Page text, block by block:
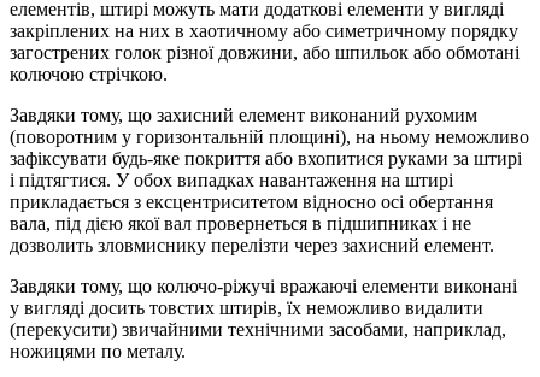
елементів, штирі можуть мати додаткові елементи у вигляді
закріплених на них в хаотичному або симетричному порядку
загострених голок різної довжини, або шпильок або обмотані
колючою стрічкою.
Завдяки тому, що захисний елемент виконаний рухомим
(поворотним у горизонтальній площині), на ньому неможливо
зафіксувати будь-яке покриття або вхопитися руками за штирі
і підтягтися. У обох випадках навантаження на штирі
прикладається з ексцентриситетом відносно осі обертання
вала, під дією якої вал провернеться в підшипниках і не
дозволить зловмиснику перелізти через захисний елемент.
Завдяки тому, що колючо-ріжучі вражаючі елементи виконані
у вигляді досить товстих штирів, їх неможливо видалити
(перекусити) звичайними технічними засобами, наприклад,
ножицями по металу.